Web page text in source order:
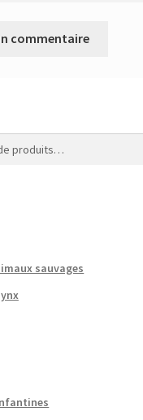
sauvages